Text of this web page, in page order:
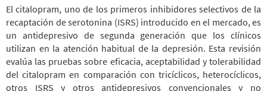
El citalopram, uno de los primeros inhibidores selectivos de la
recaptación de serotonina (ISRS) introducido en el mercado, es
un antidepresivo de segunda generación que los clínicos
utilizan en la atención habitual de la depresión. Esta revisión
evalúa las pruebas sobre eficacia, aceptabilidad y tolerabilidad
del citalopram en comparación con tricíclicos, heterocíclicos,
otros ISRS y otros antidepresivos convencionales y no